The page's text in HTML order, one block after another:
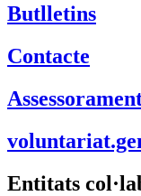
Butlletins
Contacte
Entitats